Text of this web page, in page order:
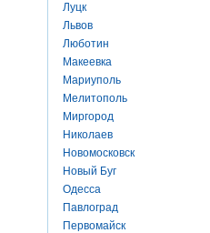
Луцк
Львов
Люботин
Макеевка
Мариуполь
Мелитополь
Миргород
Николаев
Новомосковск
Новый Буг
Одесса
Павлоград
Первомайск